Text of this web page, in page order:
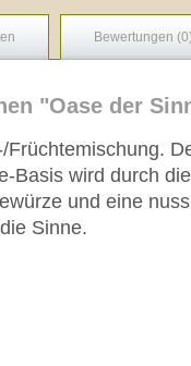
Bewertungen
"Oase der
Früchtemischung.
Basis wird durch
und eine
Sinne.